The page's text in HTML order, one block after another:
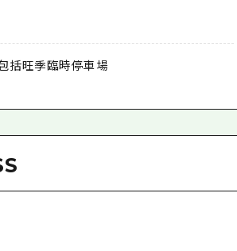
包括旺季臨時停車場